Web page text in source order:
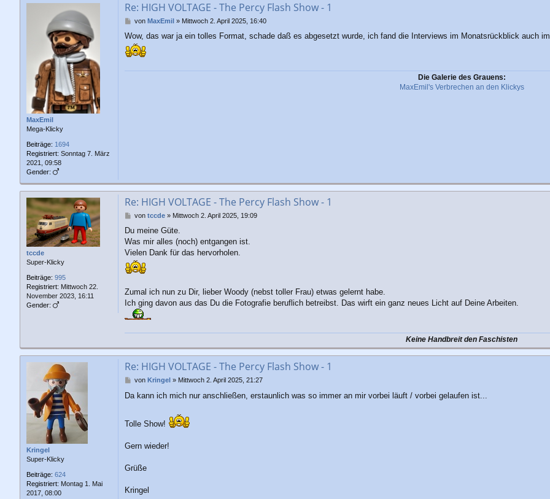
MaxEmil
Mega-Klicky
Beiträge: 1694
Registriert: Sonntag 7. März
2021, 09:58
Gender:
Re: HIGH VOLTAGE - The Percy Flash Show - 1
B
i
t
r
von MaxEmil» Mittwoch 2. April 2025, 16:40
Wow, das war ja ein tolles Format, schade daß es abgesetzt wurde, ich fand die Interviews im Monatsrückblick auch
Die Galerie des Grauens:
MaxEmil's Verbrechen an den Klickys
tccde
Super-Klicky
Beiträge: 995
Registriert: Mittwoch 22.
November 2023, 16:11
Gender:
Re: HIGH VOLTAGE - The Percy Flash Show - 1
B
i
t
r
a
g
von tccde» Mittwoch 2. April 2025, 19:09
Du meine Güte.
Was mir alles (noch) entgangen ist.
Vielen Dank für das hervorholen.
Zumal ich nun zu Dir, lieber Woody (nebst toller Frau) etwas gelernt habe.
Ich ging davon aus das Du die Fotografie beruflich betreibst. Das wirft ein ganz neues Licht auf Deine Arbeiten.
Keine Handbreit den Faschisten
Kringel
Super-Klicky
Beiträge: 624
Registriert: Montag 1. Mai
2017, 08:00
Re: HIGH VOLTAGE - The Percy Flash Show - 1
B
i
a
von Kringel » Mittwoch 2. April 2025, 21:27
Da kann ich mich nur anschließen, erstaunlich was so immer an mir vorbei läuft / vorbei gelaufen ist...
Tolle Show!
Gern wieder!
Grüße
Kringel